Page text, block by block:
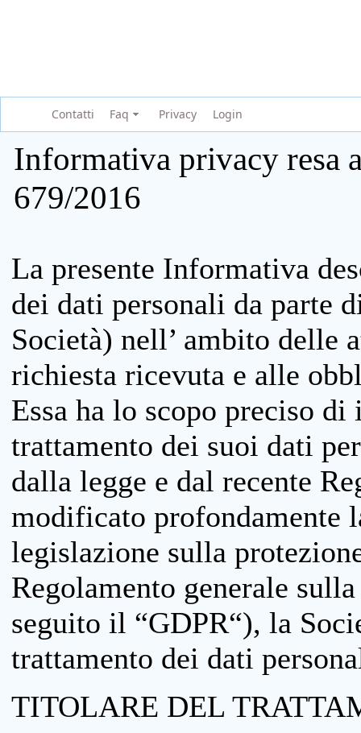
Contatti Faq Privacy Login
Informativa privacy resa
679/2016
La presente Informativa
dei dati personali da parte
Società) nell’ ambito delle
richiesta ricevuta e alle
Essa ha lo scopo preciso
trattamento dei suoi dati
dalla legge e dal recente
modificato profondamente
legislazione sulla
Regolamento generale
seguito il “GDPR“), la
trattamento dei dati
TITOLARE DEL